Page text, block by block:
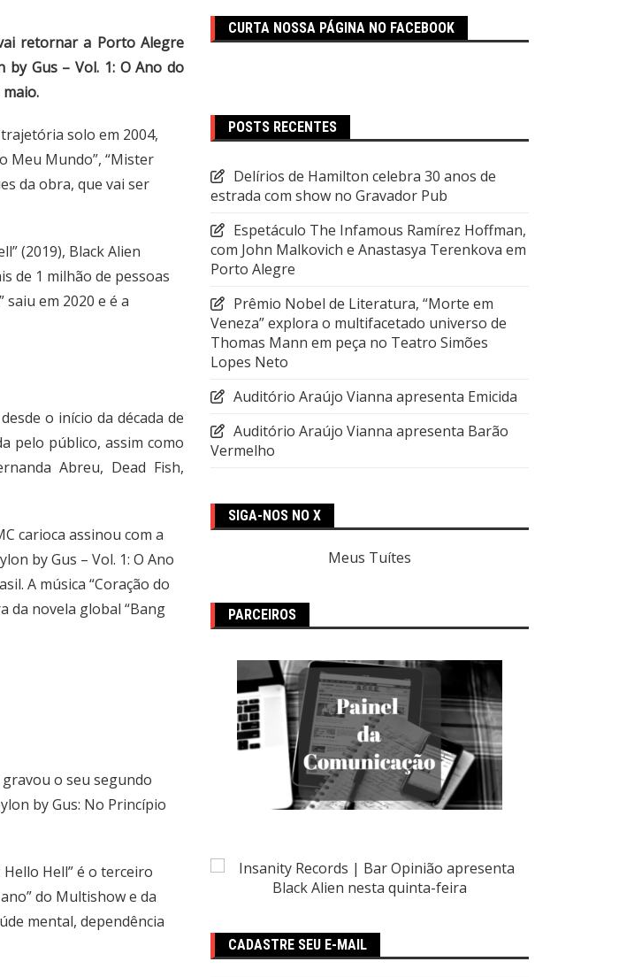
retornar a Porto Alegre
by Gus – Vol. 1: O Ano do
solo em 2004,
Meu Mundo”, “Mister
da obra, que vai ser
(2019), Black Alien
de 1 milhão de pessoas
saiu em 2020 e é a
o início da década de
pelo público, assim como
Abreu, Dead Fish,
carioca assinou com a
by Gus – Vol. 1: O Ano
A música “Coração do
da novela global “Bang
o seu segundo
by Gus: No Princípio
Hell” é o terceiro
do Multishow e da
mental, dependência
CURTA NOSSA PÁGINA NO FACEBOOK
POSTS RECENTES
Delírios de Hamilton celebra 30 anos de
estrada com show no Gravador Pub
Espetáculo The Infamous Ramírez Hoffman,
com John Malkovich e Anastasya Terenkova em
Porto Alegre
Prêmio Nobel de Literatura, “Morte em
Veneza” explora o multifacetado universo de
Thomas Mann em peça no Teatro Simões
Lopes Neto
Auditório Araújo Vianna apresenta Emicida
Auditório Araújo Vianna apresenta Barão
Vermelho
SIGA-NOS NO X
Meus Tuítes
PARCEIROS
CADASTRE SEU E-MAIL